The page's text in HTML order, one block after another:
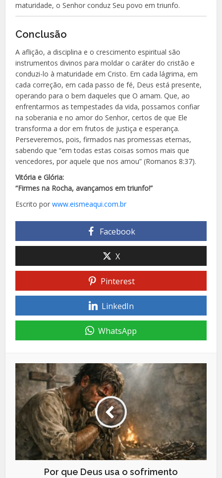
maturidade, o Senhor conduz Seu povo em triunfo.
Conclusão
A aflição, a disciplina e o crescimento espiritual são
instrumentos divinos para moldar o caráter do cristão e
conduzi-lo à maturidade em Cristo. Em cada lágrima, em
cada correção, em cada passo de fé, Deus está presente,
operando para o bem daqueles que O amam. Que, ao
enfrentarmos as tempestades da vida, possamos confiar
na soberania e no amor do Senhor, certos de que Ele
transforma a dor em frutos de justiça e esperança.
Perseveremos, pois, firmados nas promessas eternas,
sabendo que “em todas estas coisas somos mais que
vencedores, por aquele que nos amou” (Romanos 8:37).
Vitória e Glória:
“Firmes na Rocha, avançamos em triunfo!”
Escrito porwww.eismeaqui.com.br
Facebook
X
Pinterest
LinkedIn
WhatsApp
Por que Deus usa o sofrimento